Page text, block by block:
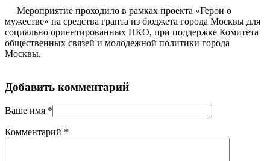
Мероприятие проходило в рамках проекта «Герои о
мужестве» на средства гранта из бюджета города Москвы для
социально ориентированных НКО, при поддержке Комитета
общественных связей и молодежной политики города
Москвы.
Добавить комментарий
Ваше имя *
Комментарий *